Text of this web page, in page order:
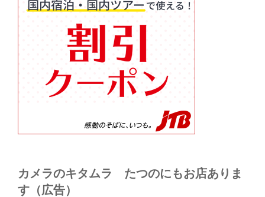
カメラのキタムラ たつのにもお店ありま
す（広告）